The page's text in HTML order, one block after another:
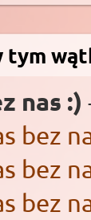
tym
nas :)
bez
bez
bez